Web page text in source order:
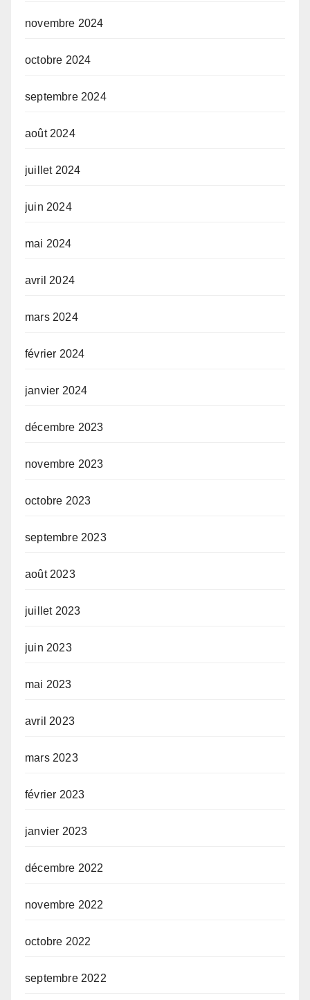
novembre 2024
octobre 2024
septembre 2024
août 2024
juillet 2024
juin 2024
mai 2024
avril 2024
mars 2024
février 2024
janvier 2024
décembre 2023
novembre 2023
octobre 2023
septembre 2023
août 2023
juillet 2023
juin 2023
mai 2023
avril 2023
mars 2023
février 2023
janvier 2023
décembre 2022
novembre 2022
octobre 2022
septembre 2022